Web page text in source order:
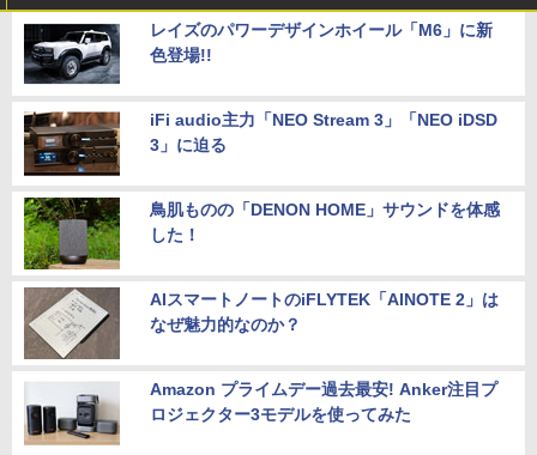
レイズのパワーデザインホイール「M6」に新
色登場!!
iFi audio主力「NEO Stream 3」「NEO iDSD
3」に迫る
鳥肌ものの「DENON HOME」サウンドを体感
した！
AIスマートノートのiFLYTEK「AINOTE 2」は
なぜ魅力的なのか？
Amazon プライムデー過去最安! Anker注目プ
ロジェクター3モデルを使ってみた